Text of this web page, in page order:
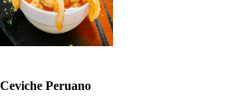
Ceviche Peruano